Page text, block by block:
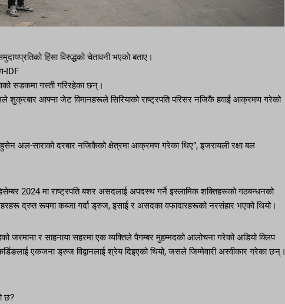
हिंसा विरुद्धको चेतावनी भएको बताए।
IDF
सडकमा गस्ती गरिरहेका छन्।
शुक्रबार आफ्ना जेट विमानहरूले सिरियाको राष्ट्रपति परिसर नजिकै हवाई आक्रमण गरेको
अल-साराको दरबार नजिकैको क्षेत्रमा आक्रमण गरेका थिए”, इजरायली रक्षा बल
2024 मा राष्ट्रपति बशर असदलाई अपदस्थ गर्ने इस्लामिक शक्तिहरूको गठबन्धनको
द्रुत रूपमा कब्जा गर्दा ड्रुज, इसाई र असदका वफादारहरूको नरसंहार भएको थियो।
जरमाना र साहनाया सहरमा एक व्यक्तिले पैगम्बर मुहम्मदको आलोचना गरेको अडियो क्लिप
एकजना ड्रुज विद्वानलाई श्रेय दिइएको थियो, जसले जिम्मेवारी अस्वीकार गरेका छन्।
छ?